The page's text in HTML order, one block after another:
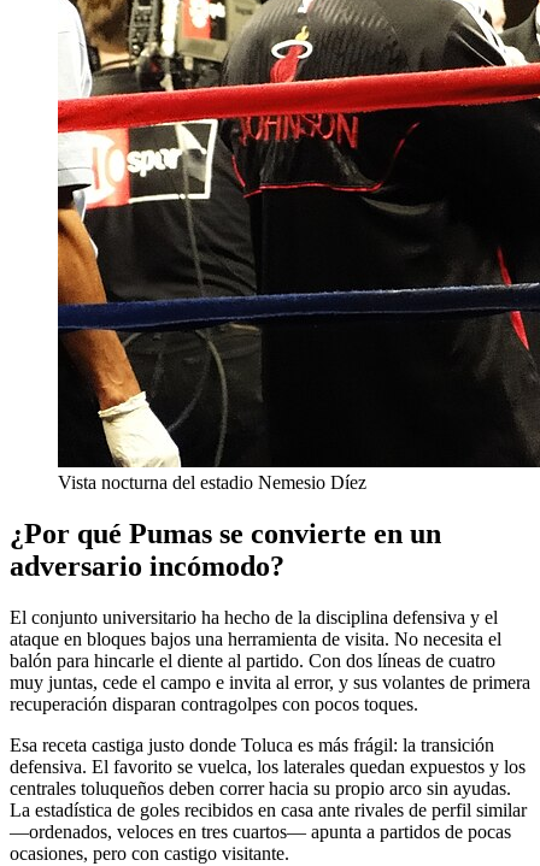
Vista nocturna del estadio Nemesio Díez
¿Por qué Pumas se convierte en un
adversario incómodo?
El conjunto universitario ha hecho de la disciplina defensiva y el
ataque en bloques bajos una herramienta de visita. No necesita el
balón para hincarle el diente al partido. Con dos líneas de cuatro
muy juntas, cede el campo e invita al error, y sus volantes de primera
recuperación disparan contragolpes con pocos toques.
Esa receta castiga justo donde Toluca es más frágil: la transición
defensiva. El favorito se vuelca, los laterales quedan expuestos y los
centrales toluqueños deben correr hacia su propio arco sin ayudas.
La estadística de goles recibidos en casa ante rivales de perfil similar
—ordenados, veloces en tres cuartos— apunta a partidos de pocas
ocasiones, pero con castigo visitante.